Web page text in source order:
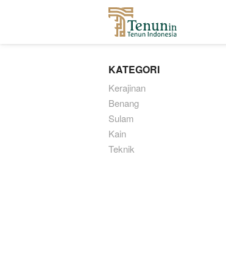
KATEGORI
Kerajinan
Benang
Sulam
Kain
Teknik